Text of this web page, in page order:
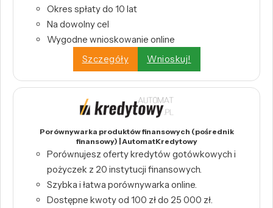
Okres spłaty do 10 lat
Na dowolny cel
Wygodne wnioskowanie online
Szczegóły
Wnioskuj!
Porównywarka produktów finansowych (pośrednik
finansowy) | AutomatKredytowy
Porównujesz oferty kredytów gotówkowych i
pożyczek z 20 instytucji finansowych.
Szybka i łatwa porównywarka online.
Dostępne kwoty od 100 zł do 25 000 zł.